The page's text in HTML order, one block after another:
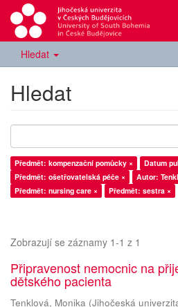
Hledat
Hledat
Předmět: kompenzační pomůcky ×
Datum
Předmět: ošetřovatelská péče ×
Autor:
Předmět: nursing care ×
Předmět: sestra ×
Zobrazují se záznamy 1-1 z 1
Připravenost nemocnic na
dětského pacienta
Tenklová, Monika (Jihočeská